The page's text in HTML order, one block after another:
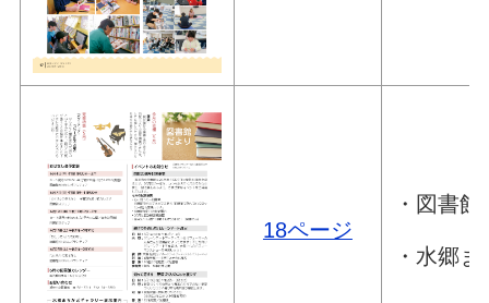
18ページ
・図書
・水郷